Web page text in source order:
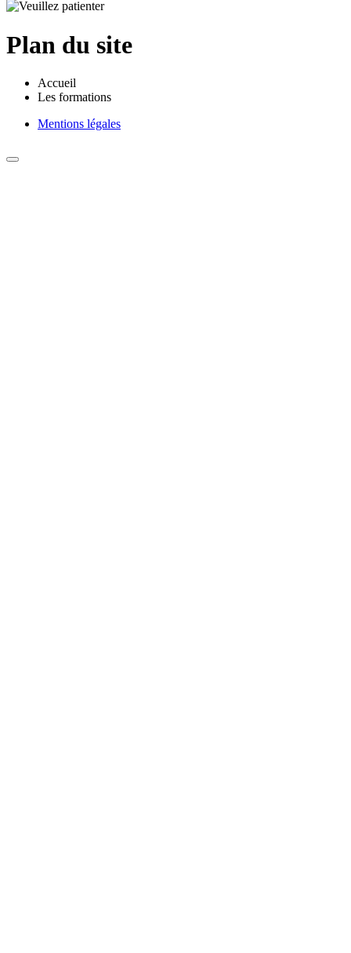
Plan du site
Accueil
Les formations
Mentions légales